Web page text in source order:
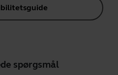
spørgsmål